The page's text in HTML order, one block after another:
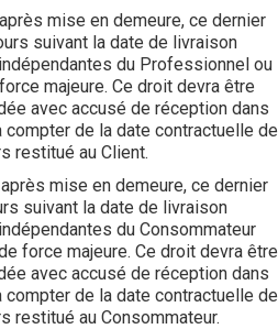
mise en demeure, ce dernier
suivant la date de livraison
du Professionnel ou
majeure. Ce droit devra être
avec accusé de réception dans
de la date contractuelle de
restitué au Client.
mise en demeure, ce dernier
suivant la date de livraison
du Consommateur
force majeure. Ce droit devra être
avec accusé de réception dans
de la date contractuelle de
restitué au Consommateur.